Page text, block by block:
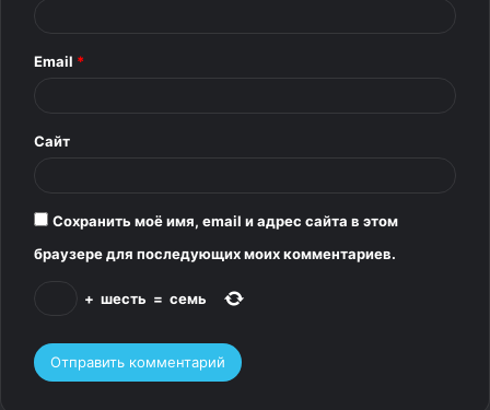
и
*
Email *
Сайт
Сохранить моё имя, email и адрес сайта в этом
браузере для последующих моих комментариев.
+ шесть = семь